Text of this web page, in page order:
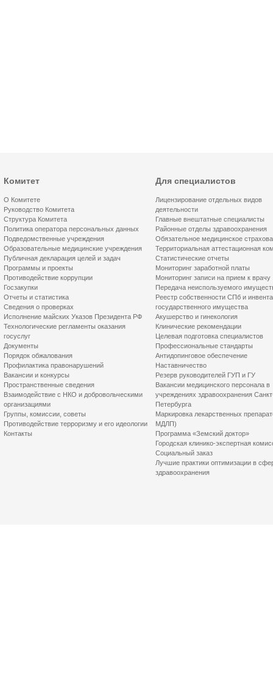
Комитет
О Комитете
Руководство Комитета
Структура Комитета
Политика оператора персональных данных
Подведомственные учреждения
Образовательные медицинские учреждения
Публичная декларация целей и задач
Программы и проекты
Противодействие коррупции
Госзакупки
Отчеты и статистика
Сведения о проверках
Исполнение майских Указов Президента РФ
Технологические регламенты оказания
госуслуг
Документы
Порядок обжалования
Профилактика правонарушений
Вакансии и конкурсы
Пространственные сведения
Взаимодействие с НКО и добровольческими
организациями
Группы, комиссии, советы
Противодействие терроризму и его идеологии
Контакты
Для специалистов
Лицензирование отдельных видов
деятельности
Главные внештатные специалисты
Районные отделы здравоохранения
Обязательное медицинское
Территориальная аттестационная
Статистические отчеты
Мониторинг заработной платы
Мониторинг записи на прием к врачу
Передача неиспользуемого
Реестр собственности СПб и
государственного имущества
Акушерство и гинекология
Клинические рекомендации
Целевая подготовка специалистов
Профессиональные стандарты
Антидопинговое обеспечение
Наставничество
Резерв руководителей ГУП и ГУ
Вакансии медицинского персонала в
учреждениях здравоохранения
Петербурга
Маркировка лекарственных
МДЛП)
Программа «Земский доктор»
Городская клинико-экспертная
Социальный заказ
Лучшие практики оптимизации в
здравоохранения